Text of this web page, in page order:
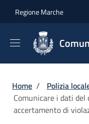
Regione Marche
Briciole di
Home / Polizia
Comunicare i dati
accertamento di